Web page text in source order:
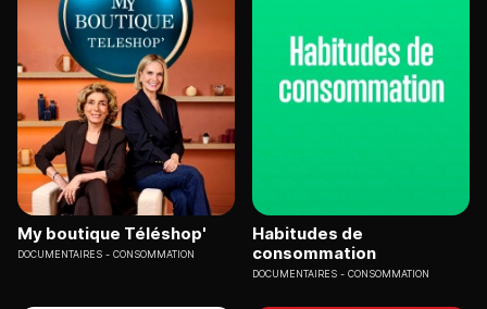
My boutique Téléshop'
DOCUMENTAIRES CONSOMMATION
Habitudes de
consommation
DOCUMENTAIRES CONSOMMATION